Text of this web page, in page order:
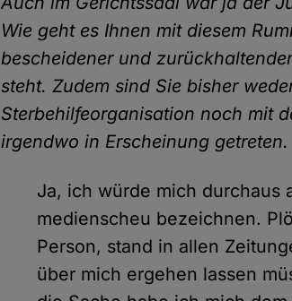
Wie geht es Ihnen mit diesem
bescheidener und
steht. Zudem sind Sie bisher
Sterbehilfeorganisation noch mit
irgendwo in Erscheinung getreten.
Ja, ich würde mich durchaus
medienscheu bezeichnen.
Person, stand in allen
über mich ergehen lassen